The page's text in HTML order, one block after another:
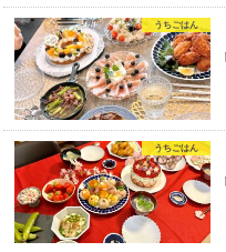
うちごはん
うちごはん